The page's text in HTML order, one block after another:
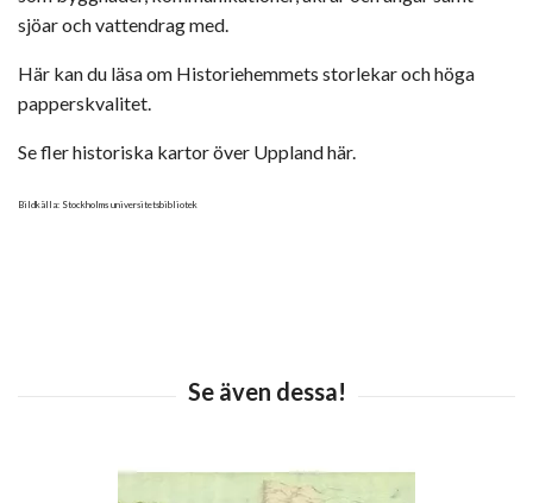
sjöar och vattendrag med.
Här kan du läsa om Historiehemmets storlekar och höga
papperskvalitet.
Se fler historiska kartor över Uppland här.
Bildkälla: Stockholms universitetsbibliotek